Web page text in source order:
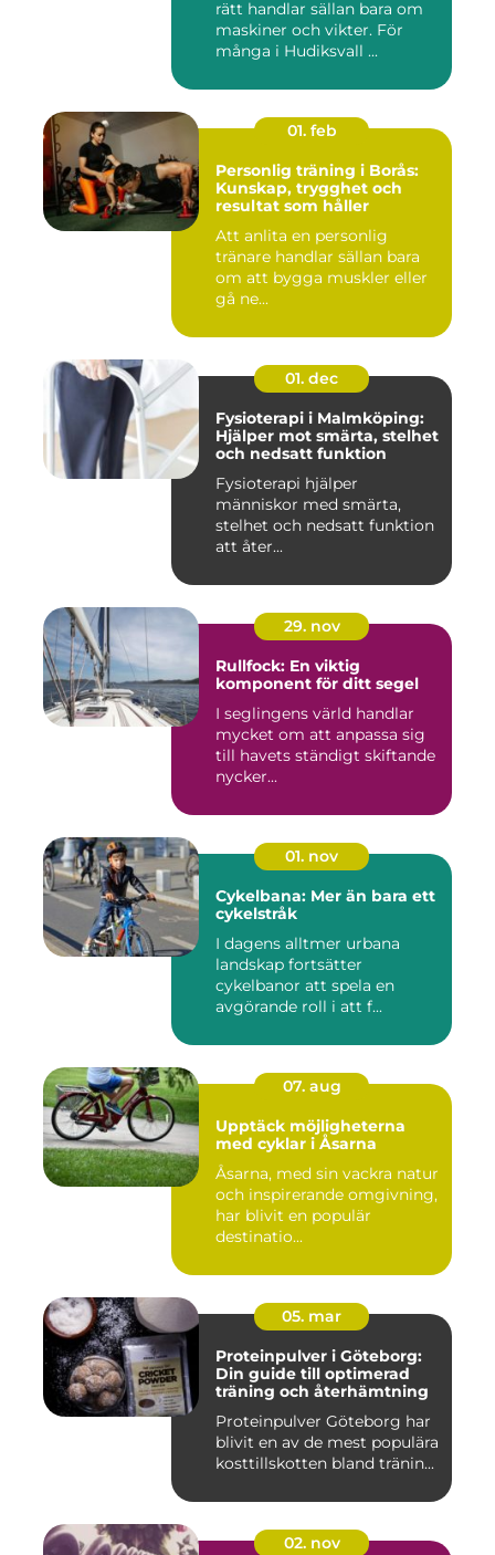
rätt handlar sällan bara om
maskiner och vikter. För
många i Hudiksvall ...
01. feb
Personlig träning i Borås:
Kunskap, trygghet och
resultat som håller
Att anlita en personlig
tränare handlar sällan bara
om att bygga muskler eller
gå ne...
01. dec
Fysioterapi i Malmköping:
Hjälper mot smärta, stelhet
och nedsatt funktion
Fysioterapi hjälper
människor med smärta,
stelhet och nedsatt funktion
att åter...
29. nov
Rullfock: En viktig
komponent för ditt segel
I seglingens värld handlar
mycket om att anpassa sig
till havets ständigt skiftande
nycker...
01. nov
Cykelbana: Mer än bara ett
cykelstråk
I dagens alltmer urbana
landskap fortsätter
cykelbanor att spela en
avgörande roll i att f...
07. aug
Upptäck möjligheterna
med cyklar i Åsarna
Åsarna, med sin vackra natur
och inspirerande omgivning,
har blivit en populär
destinatio...
05. mar
Proteinpulver i Göteborg:
Din guide till optimerad
träning och återhämtning
Proteinpulver Göteborg har
blivit en av de mest populära
kosttillskotten bland tränin...
02. nov